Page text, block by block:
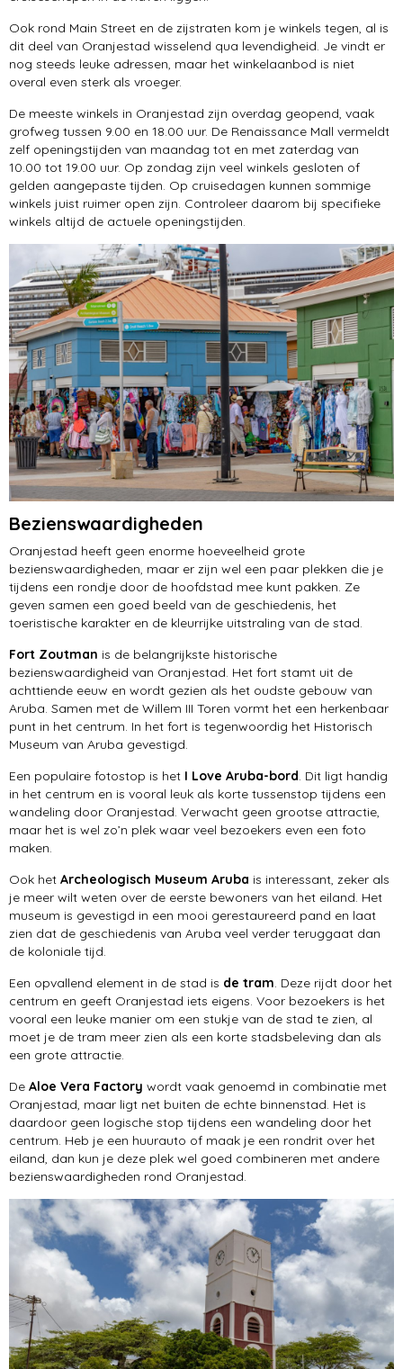
Ook rond Main Street en de zijstraten kom je winkels tegen, al is
dit deel van Oranjestad wisselend qua levendigheid. Je vindt er
nog steeds leuke adressen, maar het winkelaanbod is niet
overal even sterk als vroeger.
De meeste winkels in Oranjestad zijn overdag geopend, vaak
grofweg tussen 9.00 en 18.00 uur. De Renaissance Mall vermeldt
zelf openingstijden van maandag tot en met zaterdag van
10.00 tot 19.00 uur. Op zondag zijn veel winkels gesloten of
gelden aangepaste tijden. Op cruisedagen kunnen sommige
winkels juist ruimer open zijn. Controleer daarom bij specifieke
winkels altijd de actuele openingstijden.
Bezienswaardigheden
Oranjestad heeft geen enorme hoeveelheid grote
bezienswaardigheden, maar er zijn wel een paar plekken die je
tijdens een rondje door de hoofdstad mee kunt pakken. Ze
geven samen een goed beeld van de geschiedenis, het
toeristische karakter en de kleurrijke uitstraling van de stad.
Fort Zoutman is de belangrijkste historische
bezienswaardigheid van Oranjestad. Het fort stamt uit de
achttiende eeuw en wordt gezien als het oudste gebouw van
Aruba. Samen met de Willem III Toren vormt het een herkenbaar
punt in het centrum. In het fort is tegenwoordig het Historisch
Museum van Aruba gevestigd.
Een populaire fotostop is het I Love Aruba-bord. Dit ligt handig
in het centrum en is vooral leuk als korte tussenstop tijdens een
wandeling door Oranjestad. Verwacht geen grootse attractie,
maar het is wel zo’n plek waar veel bezoekers even een foto
maken.
Ook het Archeologisch Museum Aruba is interessant, zeker als
je meer wilt weten over de eerste bewoners van het eiland. Het
museum is gevestigd in een mooi gerestaureerd pand en laat
zien dat de geschiedenis van Aruba veel verder teruggaat dan
de koloniale tijd.
Een opvallend element in de stad is de tram. Deze rijdt door het
centrum en geeft Oranjestad iets eigens. Voor bezoekers is het
vooral een leuke manier om een stukje van de stad te zien, al
moet je de tram meer zien als een korte stadsbeleving dan als
een grote attractie.
De Aloe Vera Factory wordt vaak genoemd in combinatie met
Oranjestad, maar ligt net buiten de echte binnenstad. Het is
daardoor geen logische stop tijdens een wandeling door het
centrum. Heb je een huurauto of maak je een rondrit over het
eiland, dan kun je deze plek wel goed combineren met andere
bezienswaardigheden rond Oranjestad.